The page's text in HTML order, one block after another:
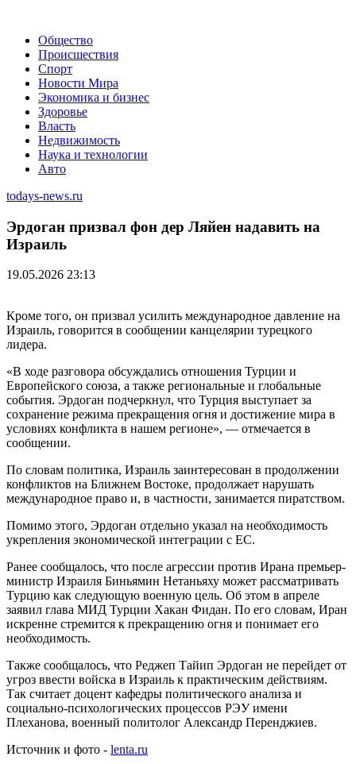
Общество
Происшествия
Спорт
Новости Мира
Экономика и бизнес
Здоровье
Власть
Недвижимость
Наука и технологии
Авто
todays-news.ru
Эрдоган призвал фон дер Ляйен надавить на
Израиль
19.05.2026 23:13
Кроме того, он призвал усилить международное давление на
Израиль, говорится в сообщении канцелярии турецкого
лидера.
«В ходе разговора обсуждались отношения Турции и
Европейского союза, а также региональные и глобальные
события. Эрдоган подчеркнул, что Турция выступает за
сохранение режима прекращения огня и достижение мира в
условиях конфликта в нашем регионе», — отмечается в
сообщении.
По словам политика, Израиль заинтересован в продолжении
конфликтов на Ближнем Востоке, продолжает нарушать
международное право и, в частности, занимается пиратством.
Помимо этого, Эрдоган отдельно указал на необходимость
укрепления экономической интеграции с ЕС.
Ранее сообщалось, что после агрессии против Ирана премьер-
министр Израиля Биньямин Нетаньяху может рассматривать
Турцию как следующую военную цель. Об этом в апреле
заявил глава МИД Турции Хакан Фидан. По его словам, Иран
искренне стремится к прекращению огня и понимает его
необходимость.
Также сообщалось, что Реджеп Тайип Эрдоган не перейдет от
угроз ввести войска в Израиль к практическим действиям.
Так считает доцент кафедры политического анализа и
социально-психологических процессов РЭУ имени
Плеханова, военный политолог Александр Перенджиев.
Источник и фото - lenta.ru